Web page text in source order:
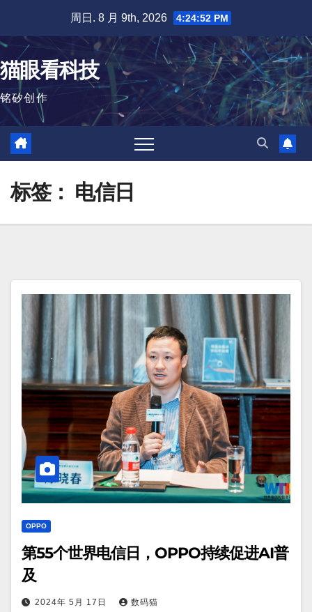
内
容
周日. 8 月 9th, 2026 4:24:53 PM
猫眼看科技
铭矽创作
标签： 电信日
OPPO
第55个世界电信日，OPPO持续促进AI普
及
2024年 5月 17日 数码猫